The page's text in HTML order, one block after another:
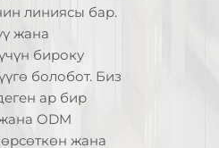
линиясы бар.
жана
бироку
болобот. Биз
ар бир
ODM
жана